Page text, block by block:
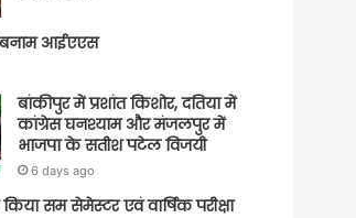
आईएएस
बांकीपुर में प्रशांत किशोर, दतिया में
कांग्रेस घनश्याम और मंजलपुर में
भाजपा के सतीश पटेल विजयी
6 days ago
किया सम सेमेस्टर एवं वार्षिक परीक्षा